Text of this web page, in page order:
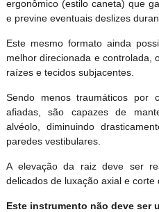
ergonômico (estilo caneta) que
e previne eventuais deslizes
Este mesmo formato ainda
melhor direcionada e controlada,
raízes e tecidos subjacentes.
Sendo menos traumáticos por
afiadas, são capazes de
alvéolo, diminuindo
paredes vestibulares.
A elevação da raiz deve ser
delicados de luxação axial e corte
Este instrumento não deve ser